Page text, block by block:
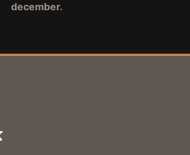
december.